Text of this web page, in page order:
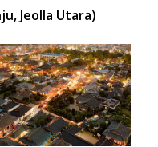
Jeolla Utara)